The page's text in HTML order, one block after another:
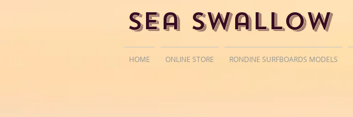
Sea Swallow
HOME ONLINE STORE RONDINE SURFBOARDS MODELS